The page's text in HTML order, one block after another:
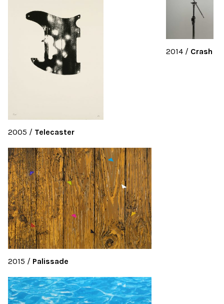
2005 / Telecaster
2014/ Crash
2015 / Palissade